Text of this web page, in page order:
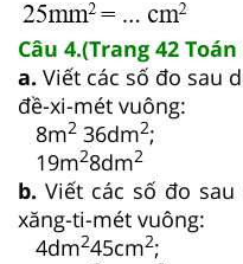
Câu 4.(Trang 42
a. Viết các số đo sau
đề-xi-mét vuông:
8m2 36dm2;
19m28dm2
b.Viết các số đo
xăng-ti-mét vuông:
4dm245cm2;